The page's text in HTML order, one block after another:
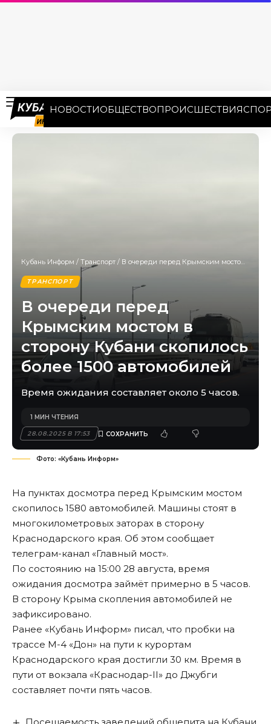
НОВОСТИОБЩЕСТВОПРОИСШЕСТВИЯ
Кубань Информ / Транспорт / В очереди перед Крымским мостом в сторону Кубани скопилось более 1500 автомобилей
ТРАНСПОРТ
В очереди перед
Крымским мостом в
сторону Кубани скопилось
более 1500 автомобилей
Время ожидания составляет около 5 часов.
28.08.2025 В 17:53
1 МИН ЧТЕНИЯ
Фото: «Кубань Информ»
На пунктах досмотра перед Крымским мостом
скопилось 1580 автомобилей. Машины стоят в
многокилометровых заторах в сторону
Краснодарского края. Об этом сообщает
телеграм-канал «Главный мост».
По состоянию на 15:00 28 августа, время
ожидания досмотра займёт примерно в 5 часов.
В сторону Крыма скопления автомобилей не
зафиксировано.
Ранее «Кубань Информ» писал, что пробки на
трассе М-4 «Дон» на пути к курортам
Краснодарского края достигли 30 км. Время в
пути от вокзала «Краснодар-II» до Джубги
составляет почти пять часов.